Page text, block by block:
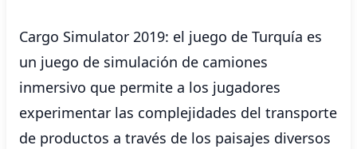
Cargo Simulator 2019: el juego de Turquía es
un juego de simulación de camiones
inmersivo que permite a los jugadores
experimentar las complejidades del transporte
de productos a través de los paisajes diversos